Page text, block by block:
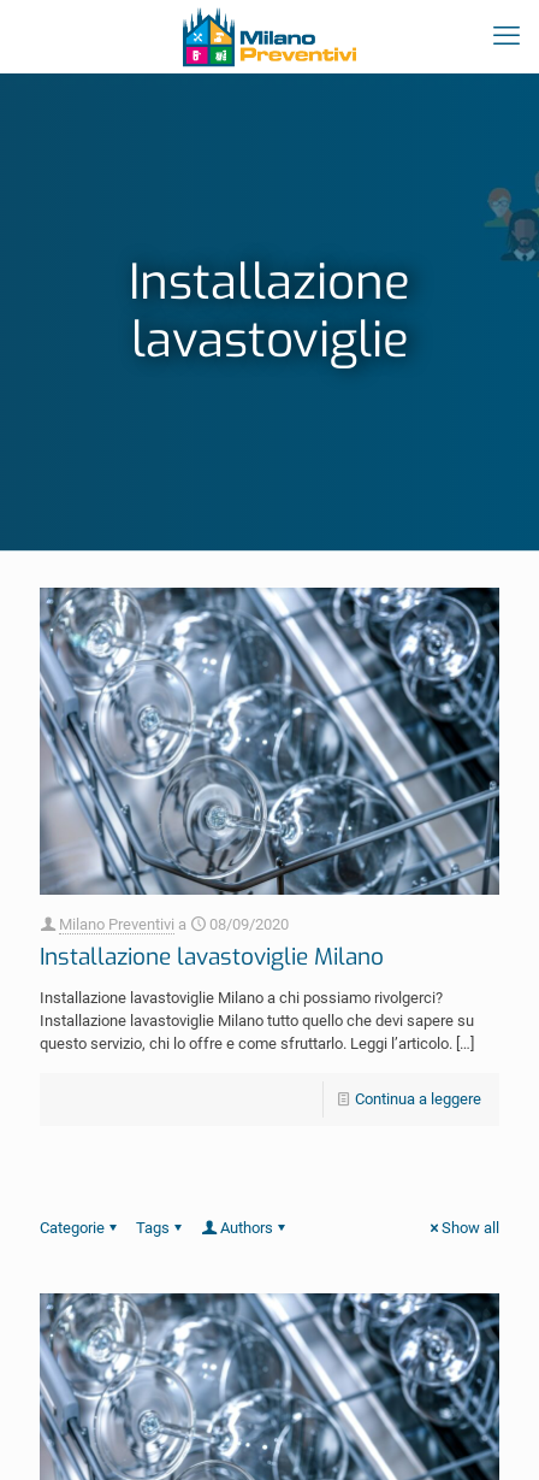
Installazione
lavastoviglie
Milano Preventivi a 08/09/2020
Installazione lavastoviglie Milano
Installazione lavastoviglie Milano a chi possiamo rivolgerci?
Installazione lavastoviglie Milano tutto quello che devi sapere su
questo servizio, chi lo offre e come sfruttarlo. Leggi l’articolo. […]
Continua a leggere
Categorie Tags Authors Show all